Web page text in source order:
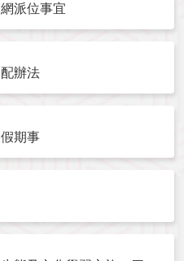
派位事宜
辦法
期事